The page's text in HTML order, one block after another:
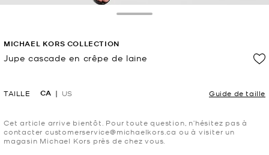
1
MICHAEL KORS COLLECTION
Jupe cascade en crêpe de laine
TAILLE CA US Guide de taille
Cet article arrive bientôt. Pour toute question, n’hésitez pas à
contacter customerservice@michaelkors.ca ou à visiter un
magasin Michael Kors près de chez vous.